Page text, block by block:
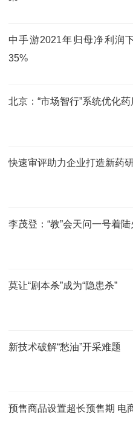
中手游2021年归母净利润
35%
北京：“市场智行”系统优化
快速审评助力企业打造新药
李茂登：“教”会天问一号着陆
莫让“剧本杀”成为“隐患杀”
新技术破解“愁油”开采难题
预售商品设置超长预售期 电